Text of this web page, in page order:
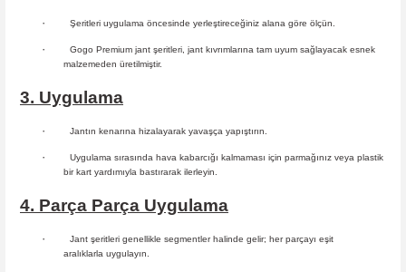
· Şeritleri uygulama öncesinde yerleştireceğiniz alana göre ölçün.
·
Gogo Premium jant şeritleri, jant kıvrımlarına tam uyum sağlayacak esnek
malzemeden üretilmiştir.
3. Uygulama
· Jantın kenarına hizalayarak yavaşça yapıştırın.
·
Uygulama sırasında hava kabarcığı kalmaması için parmağınız veya plastik
bir kart yardımıyla bastırarak ilerleyin.
4. Parça Parça Uygulama
·
Jant şeritleri genellikle segmentler halinde gelir; her parçayı eşit
aralıklarla uygulayın.